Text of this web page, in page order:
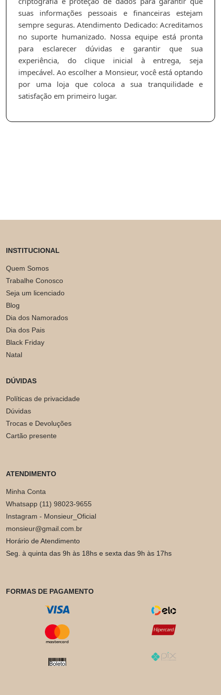
suas informações pessoais e financeiras estejam
sempre seguras. Atendimento Dedicado: Acreditamos
no suporte humanizado. Nossa equipe está pronta
para esclarecer dúvidas e garantir que sua
experiência, do clique inicial à entrega, seja
impecável. Ao escolher a Monsieur, você está optando
por uma loja que coloca a sua tranquilidade e
satisfação em primeiro lugar.
INSTITUCIONAL
Quem Somos
Trabalhe Conosco
Seja um licenciado
Blog
Dia dos Namorados
Dia dos Pais
Black Friday
Natal
DÚVIDAS
Políticas de privacidade
Dúvidas
Trocas e Devoluções
Cartão presente
ATENDIMENTO
Minha Conta
Whatsapp (11) 98023-9655
Instagram - Monsieur_Oficial
monsieur@gmail.com.br
Horário de Atendimento
Seg. à quinta das 9h às 18hs e sexta das 9h às 17hs
FORMAS DE PAGAMENTO